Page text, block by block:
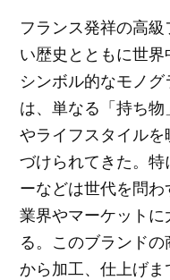
フランス発祥の高
い歴史とともに世界
シンボル的なモノ
は、単なる「持ち
やライフスタイル
づけられてきた。
ーなどは世代を問
業界やマーケット
る。このブランド
から加工、仕上げま